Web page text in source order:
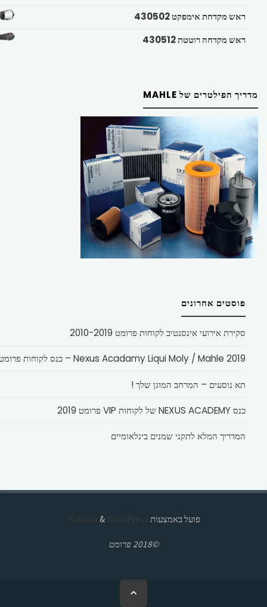
ראש מקדחת אימפקט 430502
ראש מקדחה רוטטת 430512
מדריך הפילטרים של MAHLE
פוסטים אחרונים
סקירת אירועי אינסנטיב לקוחות פרומט 2010-2019
Nexus Acadamy Liqui Moly / Mahle 2019 – כנס לקוחות פרומט
תא נוסעים – המרחב המוגן שלך !
כנס NEXUS ACADEMY של לקוחות VIP פרומט 2019
המדריך המלא לתקני שמנים בינלאומיים
פועל באמצעות & WordPress.
©2018 פרומט
בחזרה